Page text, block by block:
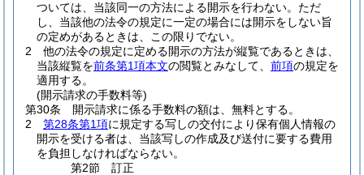
ついては、当該同一の方法による開示を行わない。 ただ
し、当該他の法令の規定に一定の場合には開示をしない旨
の定めがあるときは、この限りでない。
2
他の法令の規定に定める開示の方法が縦覧であるときは、
当該縦覧を前条第1項本文の閲覧とみなして、 前項の規定を
適用する。
(開示請求の手数料等)
第30条
開示請求に係る手数料の額は、無料とする。
2
第28条第1項に規定する写しの交付により保有個人情報の
開示を受ける者は、当該写しの作成及び送付に要する費用
を負担しなければならない。
第2節
訂正